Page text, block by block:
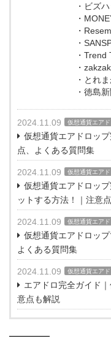
・ビズ
・
・
・
・Trend
・zakzak
・とれ
・徳島
2024.11.09 仮想通貨エアド
仮想通貨エアドロッ
点、よくある質問集
2024.11.09 仮想通貨エアド
仮想通貨エアドロッ
ットする方法！｜注意
2024.11.09 仮想通貨エアド
仮想通貨エアドロッ
よくある質問集
2024.11.09 仮想通貨エアド
エアドロ完全ガイド
意点も解説